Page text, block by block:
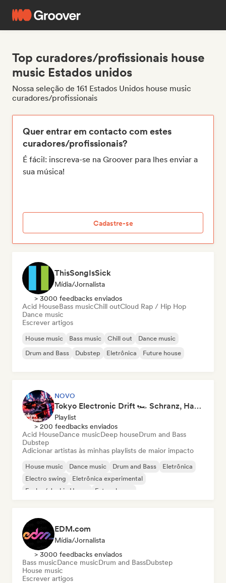
Top curadores/profissionais house
music Estados unidos
Nossa seleção de 161 Estados Unidos house music
curadores/profissionais
Quer entrar em contacto com estes
curadores/profissionais?
É fácil: inscreva-se na Groover para lhes enviar a
sua música!
Cadastre-se
ThisSongIsSick
Mídia/Jornalista
> 3000 feedbacks enviados
Acid HouseBass musicChill outCloud Rap / Hip Hop
Dance music
Escrever artigos
House music Bass music Chill out
Dance music
Drum and Bass
Dubstep Eletrônica Future house
NOVO
Tokyo Electronic Drift 🏎️ Schranz, Hard Techno & Anime EDM
Playlist
> 200 feedbacks enviados
Acid HouseDance musicDeep houseDrum and Bass
Dubstep
Adicionar artistas às minhas playlists de maior impacto
House music Dance music Drum and Bass
Eletrônica
Electro swing
Eletrônica experimental
Funky / Jackin House
Future house
EDM.com
Mídia/Jornalista
> 3000 feedbacks enviados
Bass musicDance musicDrum and BassDubstep
House music
Escrever artigos